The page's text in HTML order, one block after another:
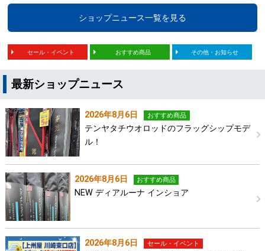
ショップニュース一覧を見る
セール・イベント おすすめ商品 その他・お知らせ
最新ショップニュース
2026年8月6日 おすすめ商品
テンヤタチウオロッドのフラッグシップモデ
ル！
2026年8月6日 おすすめ商品
NEW ディアルーナ インショア
2026年8月6日 セール・イベント